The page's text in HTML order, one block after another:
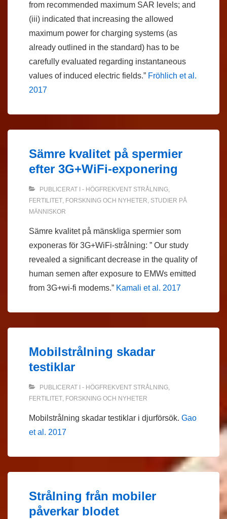
from recommended maximum SAR levels; and
(iii) indicated that increasing the allowed
maximum power for charging systems (as
already outlined in the standard) has to be
carefully evaluated regarding instantaneous
values of induced electric fields.” Fröhlich et al.
2017
Sämre kvalitet på spermier
efter 3G+WiFi-exponering
PUBLICERAT I - HÖGFREKVENT STRÅLNING,
FERTILITET, FORSKNING OCH NYHETER, STUDIER PÅ
MÄNNISKOR
Sämre kvalitet på mänskliga spermier som
exponeras för 3G+WiFi-strålning: ” Our study
revealed a significant decrease in the quality of
human semen after exposure to EMWs emitted
from 3G+wi-fi modems.” Kamali et al. 2017
Mobilstrålning skadar
testiklar
PUBLICERAT I - HÖGFREKVENT STRÅLNING,
FERTILITET, FORSKNING OCH NYHETER
Mobilstrålning skadar testiklar i djurförsök. Gao
et al. 2017
Strålning från mobiler
påverkar blodet